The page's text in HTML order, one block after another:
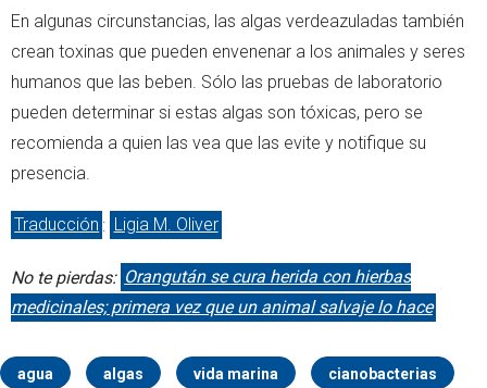
En algunas circunstancias, las algas verdeazuladas también
crean toxinas que pueden envenenar a los animales y seres
humanos que las beben. Sólo las pruebas de laboratorio
pueden determinar si estas algas son tóxicas, pero se
recomienda a quien las vea que las evite y notifique su
presencia.
Traducción : Ligia M. Oliver
No te pierdas: Orangután se cura herida con hierbas
medicinales; primera vez que un animal salvaje lo hace
agua algas vida marina cianobacterias